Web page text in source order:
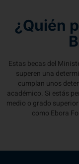
¿Quién
Estas becas del
superen una
cumplan unos
académico. Si estás
medio o grado
como Ebora